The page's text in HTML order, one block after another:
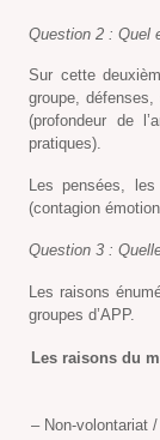
Question 2 : Quel
Sur cette
groupe, défenses,
(profondeur de
pratiques).
Les pensées,
(contagion
Question 3 :
Les raisons
groupes d’APP.
Les raisons du
– Non-volontariat